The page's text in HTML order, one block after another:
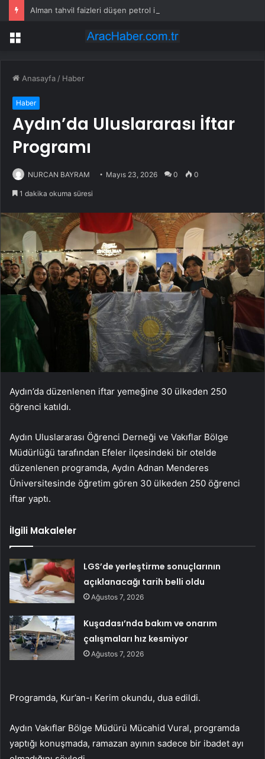
Alman tahvil faizleri düşen petrol ile 3 haftanın dibinde
Menü
Anasayfa / Haber
Haber
Aydın’da Uluslararası İftar
Programı
NURCAN BAYRAM Mayıs 23, 2026 0 0
1 dakika okuma süresi
Aydın’da düzenlenen iftar yemeğine 30 ülkeden 250
öğrenci katıldı.
Aydın Uluslararası Öğrenci Derneği ve Vakıflar Bölge
Müdürlüğü tarafından Efeler ilçesindeki bir otelde
düzenlenen programda, Aydın Adnan Menderes
Üniversitesinde öğretim gören 30 ülkeden 250 öğrenci
iftar yaptı.
İlgili Makaleler
LGS’de yerleştirme sonuçlarının
açıklanacağı tarih belli oldu
Ağustos 7, 2026
Kuşadası’nda bakım ve onarım
çalışmaları hız kesmiyor
Ağustos 7, 2026
Programda, Kur’an-ı Kerim okundu, dua edildi.
Aydın Vakıflar Bölge Müdürü Mücahid Vural, programda
yaptığı konuşmada, ramazan ayının sadece bir ibadet ayı